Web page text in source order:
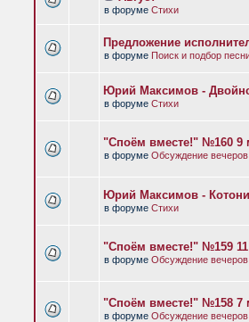
в форуме Стихи
Предложение
в форуме Поиск и подбор
Юрий Максимов -
в форуме Стихи
"Споём вместе!" №160 9
в форуме Обсуждение
Юрий Максимов -
в форуме Стихи
"Споём вместе!" №159 11
в форуме Обсуждение
"Споём вместе!" №158 7
в форуме Обсуждение